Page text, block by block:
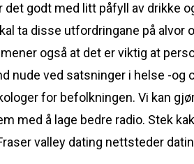
godt med litt påfyll av drikke
ta disse utfordringane på alvor
også at det er viktig at
nude ved satsninger i helse -og
for befolkningen. Vi kan
med å lage bedre radio. Stek